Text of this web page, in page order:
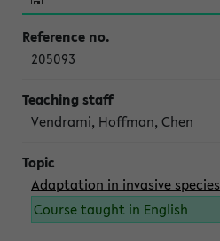
205093
Vendrami, Hoffman, Chen
Adaptation in invasive species
Course taught in English